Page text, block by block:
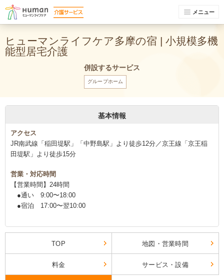
メニュー
ヒューマンライフケア多摩の宿 | 小規模多機
能型居宅介護
併設するサービス
グループホーム
基本情報
アクセス
JR南武線「稲田堤駅」「中野島駅」より徒歩12分／京王線「京王稲
田堤駅」より徒歩15分
営業・対応時間
【営業時間】24時間
●通い 9:00〜18:00
●宿泊 17:00〜翌10:00
TOP 地図・営業時間
料金 サービス・設備